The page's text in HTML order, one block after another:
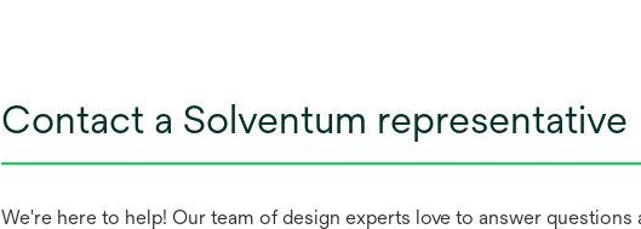
Contact a Solventum representative
We're here to help! Our team of design experts love to answer